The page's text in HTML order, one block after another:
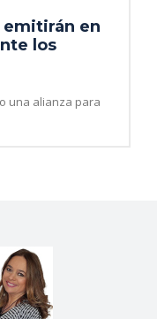
emitirán en
los
una alianza para